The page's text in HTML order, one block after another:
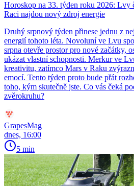
Horoskop na 33. týden roku 2026: Lvy
Raci najdou nový zdroj energie
Druhý srpnový týden přinese jednu z
energií tohoto léta. Novoluní ve Lvu
srpna otevře prostor pro nové začátky,
ukázat vlastní schopnosti. Merkur ve
kreativitu, zatímco Mars v Raku
emocí. Tento týden proto bude přát
toho, kým skutečně jste. Co vás čeká
zvěrokruhu?
GrapesMag
dnes, 16:00
5 min